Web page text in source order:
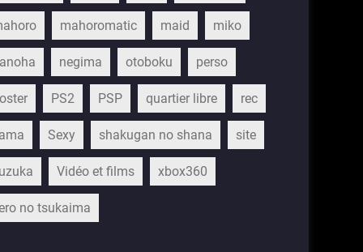
mahoromatic maid miko
negima otoboku perso
PS2 PSP quartier libre rec
Sexy shakugan no shana site
Vidéo et films xbox360
no tsukaima